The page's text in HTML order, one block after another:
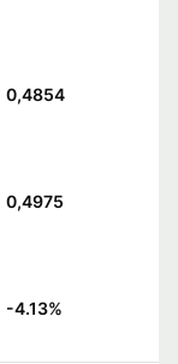
0,4854
0,4975
-4.13%